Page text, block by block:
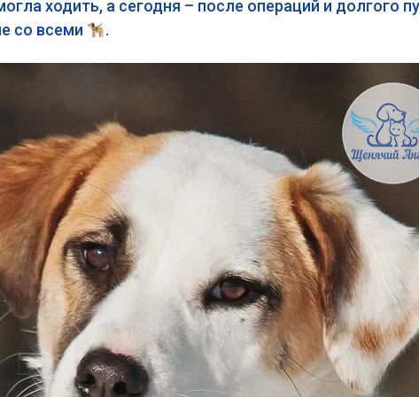
ходить, а сегодня – после операций и долгого
со всеми
.